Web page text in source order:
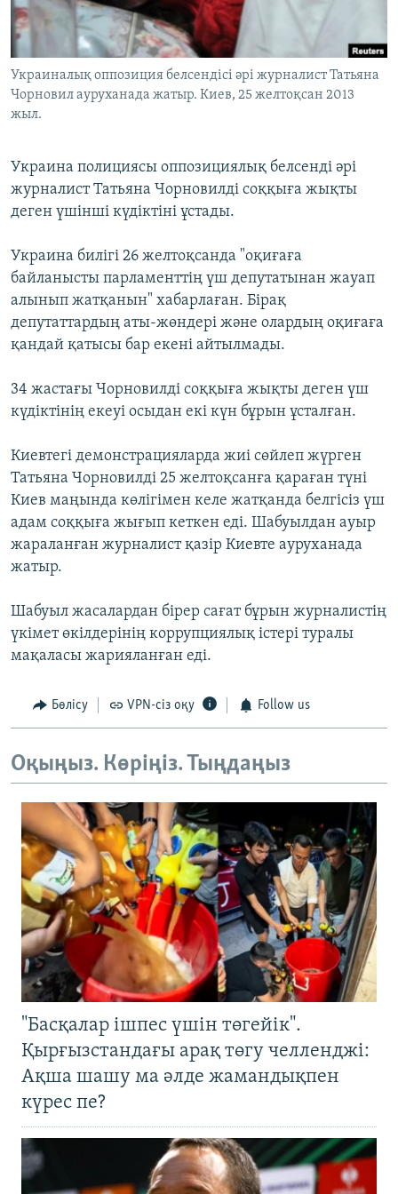
ЖАЗЫЛЫҢЫЗ
Басқа тілдерде
Украиналық оппозиция белсендісі әрі журналист Татьяна
Чорновил ауруханада жатыр. Киев, 25 желтоқсан 2013
жыл.
Украина полициясы оппозициялық белсенді әрі
журналист Татьяна Чорновилді соққыға жықты
деген үшінші күдіктіні ұстады.
Украина билігі 26 желтоқсанда "оқиғаға
байланысты парламенттің үш депутатынан жауап
алынып жатқанын" хабарлаған. Бірақ
депутаттардың аты-жөндері және олардың оқиғаға
қандай қатысы бар екені айтылмады.
34 жастағы Чорновилді соққыға жықты деген үш
күдіктінің екеуі осыдан екі күн бұрын ұсталған.
Киевтегі демонстрацияларда жиі сөйлеп жүрген
Татьяна Чорновилді 25 желтоқсанға қараған түні
Киев маңында көлігімен келе жатқанда белгісіз үш
адам соққыға жығып кеткен еді. Шабуылдан ауыр
жараланған журналист қазір Киевте ауруханада
жатыр.
Шабуыл жасалардан бірер сағат бұрын журналистің
үкімет өкілдерінің коррупциялық істері туралы
мақаласы жарияланған еді.
Бөлісу VPN-сіз оқу Follow us
Оқыңыз. Көріңіз. Тыңдаңыз
"Басқалар ішпес үшін төгейік".
Қырғызстандағы арақ төгу челленджі:
Ақша шашу ма әлде жамандықпен
күрес пе?